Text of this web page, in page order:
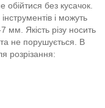
без кусачок.
і можуть
мм. Якість різу носить
не порушується. В
розрізання: